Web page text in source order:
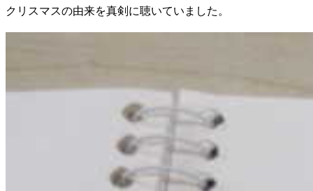
クリスマスの由来を真剣に聴いていました。